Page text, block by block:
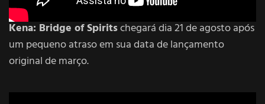
Kena: Bridge of Spiritschegará dia 21 de agosto após
um pequeno atraso em sua data de lançamento
original de março.